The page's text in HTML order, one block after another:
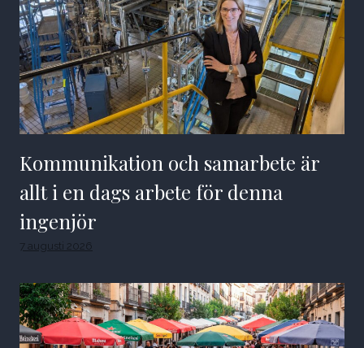
Kommunikation och samarbete är
allt i en dags arbete för denna
ingenjör
7 augusti 2026